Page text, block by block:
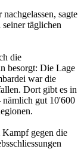
sagte
täglichen
die
besorgt: Die Lage
war die
Dort gibt es in
nämlich gut 10'600
Kampf gegen die